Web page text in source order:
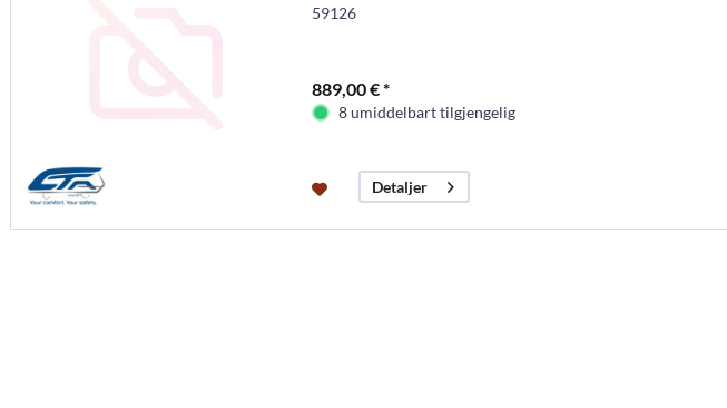
59126
889,00 € *
8 umiddelbart tilgjengelig
Detaljer